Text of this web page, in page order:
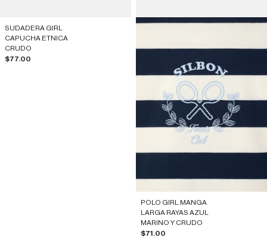
SUDADERA GIRL
CAPUCHA ETNICA
CRUDO
Prix de vente
$77.00
POLO GIRL MANGA
LARGA RAYAS AZUL
MARINO Y CRUDO
Prix de vente
$71.00